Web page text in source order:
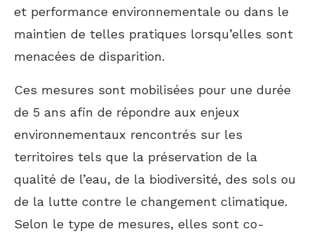
et performance environnementale ou dans le
maintien de telles pratiques lorsqu’elles sont
menacées de disparition.
Ces mesures sont mobilisées pour une durée
de 5 ans afin de répondre aux enjeux
environnementaux rencontrés sur les
territoires tels que la préservation de la
qualité de l’eau, de la biodiversité, des sols ou
de la lutte contre le changement climatique.
Selon le type de mesures, elles sont co-